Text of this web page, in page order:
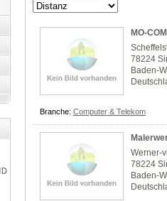
MO-
78224
Baden-
Branche: Computer & Telekom
Werner-
78224
Baden-